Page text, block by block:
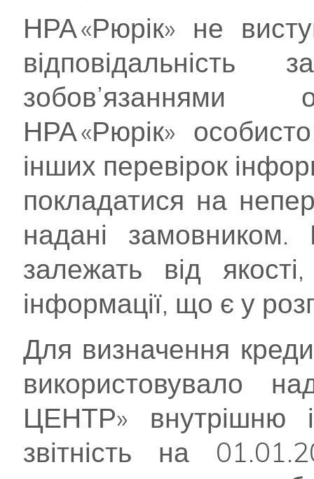
НРА «Рюрік» не
зобов’язаннями
НРА «Рюрік»
інших перевірок
покладатися на
надані замовником.
залежать від
інформації, що є у
Для визначення
використовувало
ЦЕНТР» внутрішню
звітність на